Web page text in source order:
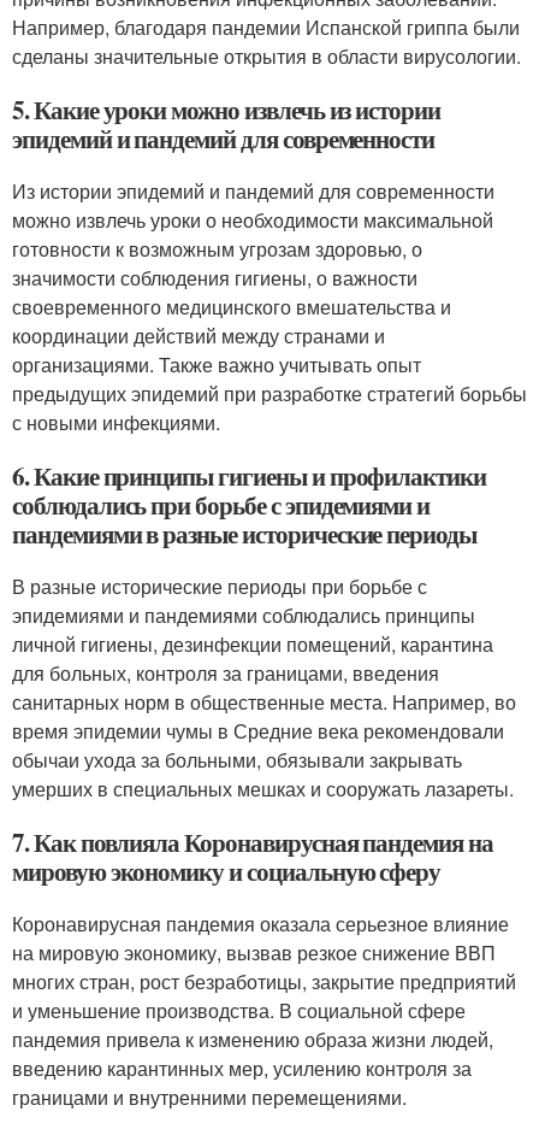
Например, благодаря пандемии Испанской гриппа были
сделаны значительные открытия в области вирусологии.
5. Какие уроки можно извлечь из истории
эпидемий и пандемий для современности
Из истории эпидемий и пандемий для современности
можно извлечь уроки о необходимости максимальной
готовности к возможным угрозам здоровью, о
значимости соблюдения гигиены, о важности
своевременного медицинского вмешательства и
координации действий между странами и
организациями. Также важно учитывать опыт
предыдущих эпидемий при разработке стратегий борьбы
с новыми инфекциями.
6. Какие принципы гигиены и профилактики
соблюдались при борьбе с эпидемиями и
пандемиями в разные исторические периоды
В разные исторические периоды при борьбе с
эпидемиями и пандемиями соблюдались принципы
личной гигиены, дезинфекции помещений, карантина
для больных, контроля за границами, введения
санитарных норм в общественные места. Например, во
время эпидемии чумы в Средние века рекомендовали
обычаи ухода за больными, обязывали закрывать
умерших в специальных мешках и сооружать лазареты.
7. Как повлияла Коронавирусная пандемия на
мировую экономику и социальную сферу
Коронавирусная пандемия оказала серьезное влияние
на мировую экономику, вызвав резкое снижение ВВП
многих стран, рост безработицы, закрытие предприятий
и уменьшение производства. В социальной сфере
пандемия привела к изменению образа жизни людей,
введению карантинных мер, усилению контроля за
границами и внутренними перемещениями.